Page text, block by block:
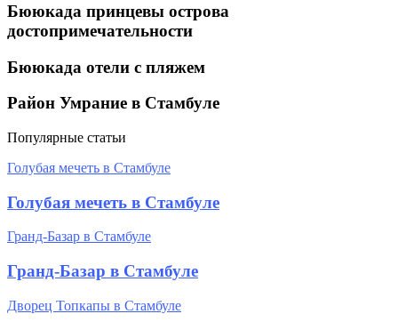
Бююкада принцевы острова
достопримечательности
Бююкада отели с пляжем
Район Умрание в Стамбуле
Популярные статьи
Голубая мечеть в Стамбуле
Голубая мечеть в Стамбуле
Гранд-Базар в Стамбуле
Гранд-Базар в Стамбуле
Дворец Топкапы в Стамбуле